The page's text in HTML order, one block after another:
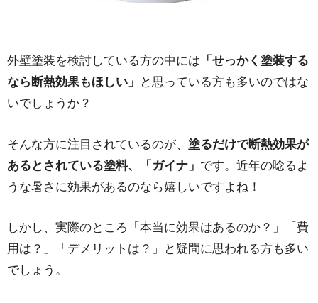
外壁塗装を検討している方の中には 「せっかく塗装する
なら断熱効果もほしい」
と思っている方も多いのではな
いでしょうか？
そんな方に注目されているのが、 塗るだけで断熱効果が
あるとされている塗料、「ガイナ」 です。近年の唸るよ
うな暑さに効果があるのなら嬉しいですよね！
しかし、実際のところ「本当に効果はあるのか？」「費
用は？」「デメリットは？」と疑問に思われる方も多い
でしょう。